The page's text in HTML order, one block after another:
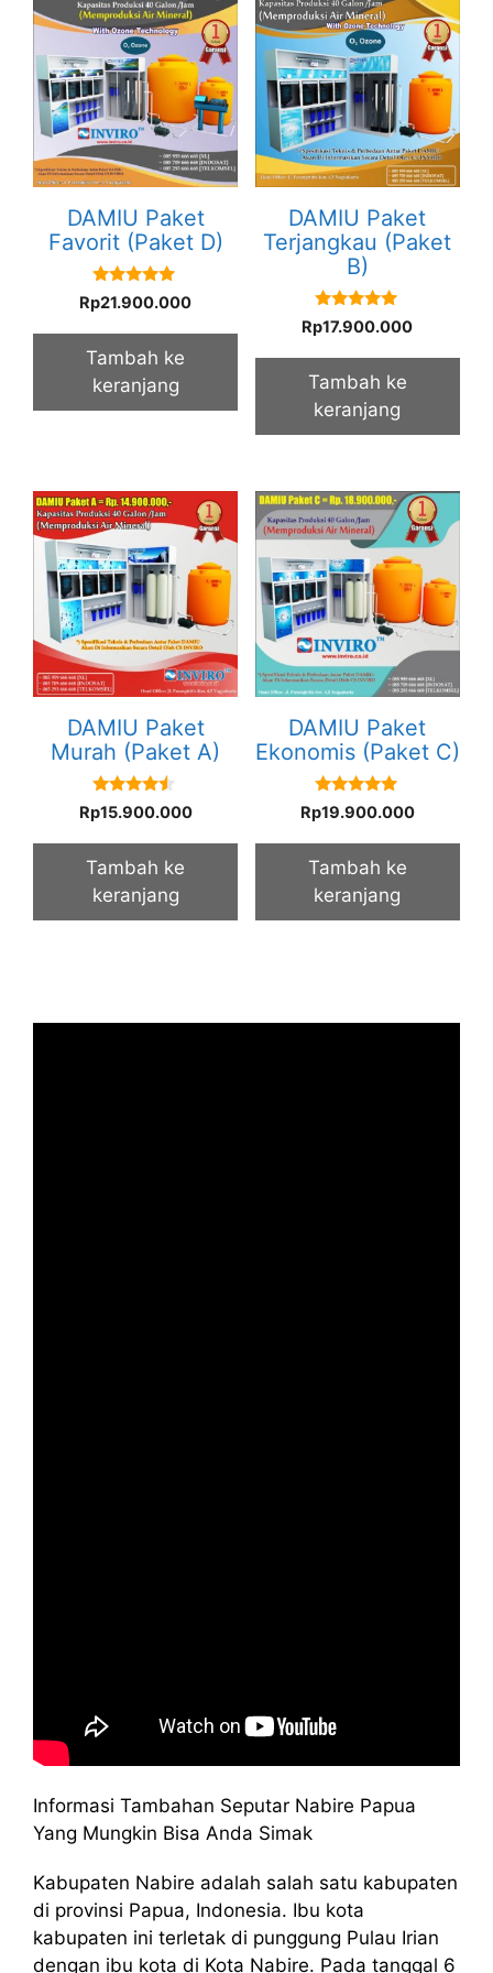
DAMIU Paket
Favorit (Paket D)
5.00
out of 5
Rp21.900.000
Tambah ke
keranjang
DAMIU Paket
Terjangkau (Paket
B)
5.00
out of 5
Rp17.900.000
Tambah ke
keranjang
DAMIU Paket
Murah (Paket A)
4.33
out of 5
Rp15.900.000
Tambah ke
keranjang
DAMIU Paket
Ekonomis (Paket C)
5.00
out of 5
Rp19.900.000
Tambah ke
keranjang
Informasi Tambahan Seputar Nabire Papua
Yang Mungkin Bisa Anda Simak
Kabupaten Nabire adalah salah satu kabupaten
di provinsi Papua, Indonesia. Ibu kota
kabupaten ini terletak di punggung Pulau Irian
dengan ibu kota di Kota Nabire. Pada tanggal 6